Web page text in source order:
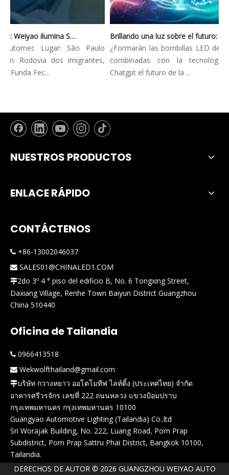
Automec 2023: Weiyao ilumina São Paulo Expo
Lugar: São Paulo
Rodovia dos Imigrantes,
Fec...
Brillando una luz sobre el futuro: tendencias innovadoras en la iluminación automotriz
¿Formarán las bombillas LED de los
combinadas con la tecnología
Chatgpt el futuro de la ...
NUESTROS PRODUCTOS
ENLACE RÁPIDO
CONTÁCTENOS
 +86-13002046037
 SALES01@CHINALED1.COM
2do 3º 4 ° piso del edificio B, No. 6 Tongxing Street,
Daxiang Village, Renhe Town Baiyun District Guangzhou
China 510440
Oficina de Tailandia
 0966413518
 Wekwolfthailand@gmail.com
บริษัท กวางหยาว ออโตโมทีฟ ไลท์ติ้ง (ประเทศไทย) จำกัด
อาคารศรีวรจักร เลขที่ 222 ถนนหลวง แขวงป้อมปราบ
กรุงเทพมหานคร กรุงเทพมหานคร 10100
Guangyao Automotive Lighting (Tailandia) Co..ltd
Sri Worajak Building, No. 222, Luang Road, Pom Prap
Subdistrict, Pom Prap Sattru Phai District, Bangkok 10100,
Tailandia.
DERECHOS DE AUTOR © 2026 GUANGZHOU WEIYAO AUTO